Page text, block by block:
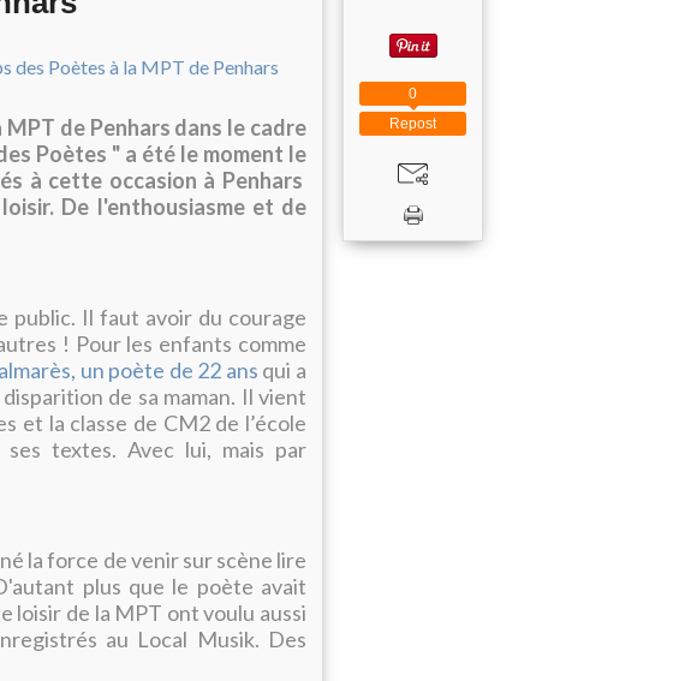
de Penhars dans le cadre
Poètes " a été le moment le
à cette occasion à Penhars
De l'enthousiasme et de
public. Il faut avoir du courage
! Pour les enfants comme
un poète de 22 ans qui a
de sa maman. Il vient
et la classe de CM2 de l’école
ses textes. Avec lui, mais par
la force de venir sur scène lire
plus que le poète avait
loisir de la MPT ont voulu aussi
au Local Musik. Des
Repost
0